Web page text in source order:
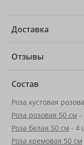
Доставка
Отзывы
Состав
Роза кустовая
Роза розовая 50 см -
Роза белая 50 см - 4
Роза кремовая 50 см